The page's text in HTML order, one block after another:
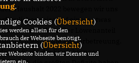
Haushalt 2022 bewegen wir uns
auf einem etwas
im letzten Jahr. Der Löwenanteil
fließt in die Kinderbetreuung.
Stelle die Einrichtungen
.
Cookies (Übersicht)
werden allein für den
der Webseite benötigt.
(Übersicht)
Webseite binden wir Dienste und
ein.